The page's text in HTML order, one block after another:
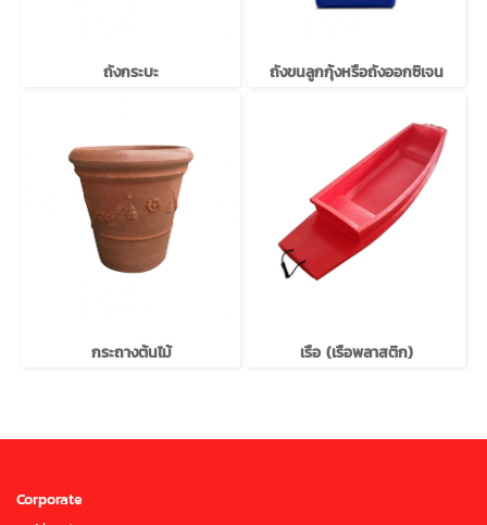
ถังกระบะ ถังขนลูกกุ้งหรือถังออกซิเจน
กระถางต้นไม้ เรือ (เรือพลาสติก)
Corporate